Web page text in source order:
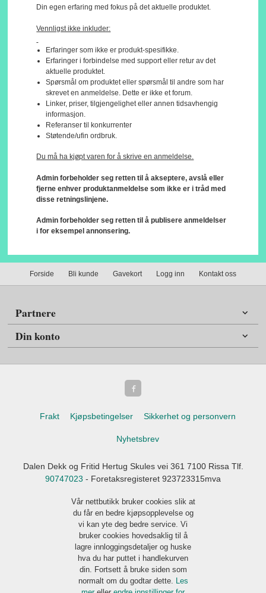
Din egen erfaring med fokus på det aktuelle produktet.
Vennligst ikke inkluder:
Erfaringer som ikke er produkt-spesifikke.
Erfaringer i forbindelse med support eller retur av det
aktuelle produktet.
Spørsmål om produktet eller spørsmål til andre som har
skrevet en anmeldelse. Dette er ikke et forum.
Linker, priser, tilgjengelighet eller annen tidsavhengig
informasjon.
Referanser til konkurrenter
Støtende/ufin ordbruk.
Du må ha kjøpt varen for å skrive en anmeldelse.
Admin forbeholder seg retten til å akseptere, avslå eller
fjerne enhver produktanmeldelse som ikke er i tråd med
disse retningslinjene.
Admin forbeholder seg retten til å publisere anmeldelser
i for eksempel annonsering.
Forside Bli kunde Gavekort Logg inn Kontakt oss
Partnere
Din konto
Frakt Kjøpsbetingelser Sikkerhet og personvern
Nyhetsbrev
Dalen Dekk og Fritid Hertug Skules vei 361 7100 Rissa Tlf.
90747023 - Foretaksregisteret 923723315mva
Vår nettbutikk bruker cookies slik at
du får en bedre kjøpsopplevelse og
vi kan yte deg bedre service. Vi
bruker cookies hovedsaklig til å
lagre innloggingsdetaljer og huske
hva du har puttet i handlekurven
din. Fortsett å bruke siden som
normalt om du godtar dette.
Les